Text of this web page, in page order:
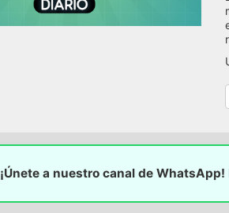
¡Únete a nuestro canal de WhatsApp!